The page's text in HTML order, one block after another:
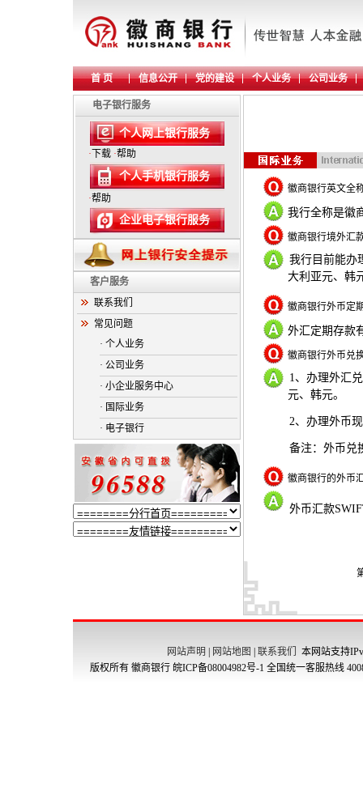
首 页 信息公开 党的建设 个人业务 公司业务
电子银行服务
个人网上银行服务
· 下载 ·帮助
个人手机银行服务
·帮助
企业电子银行服务
客户服务
联系我们
常见问题
· 个人业务
· 公司业务
· 小企业服务中心
· 国际业务
· 电子银行
徽商银行英文全
我行全称是徽
徽商银行境外汇
我行目前能办
大利亚元、韩
徽商银行外币定
外汇定期存款
徽商银行外币兑
1、办理外汇
元、韩元。
2、办理外币
备注：外币兑
徽商银行的外币
外币汇款
网站声明 网站地图 联系我们
本网站支持
版权所有 徽商银行 皖ICP备08004982号-1 全国统一客服热线